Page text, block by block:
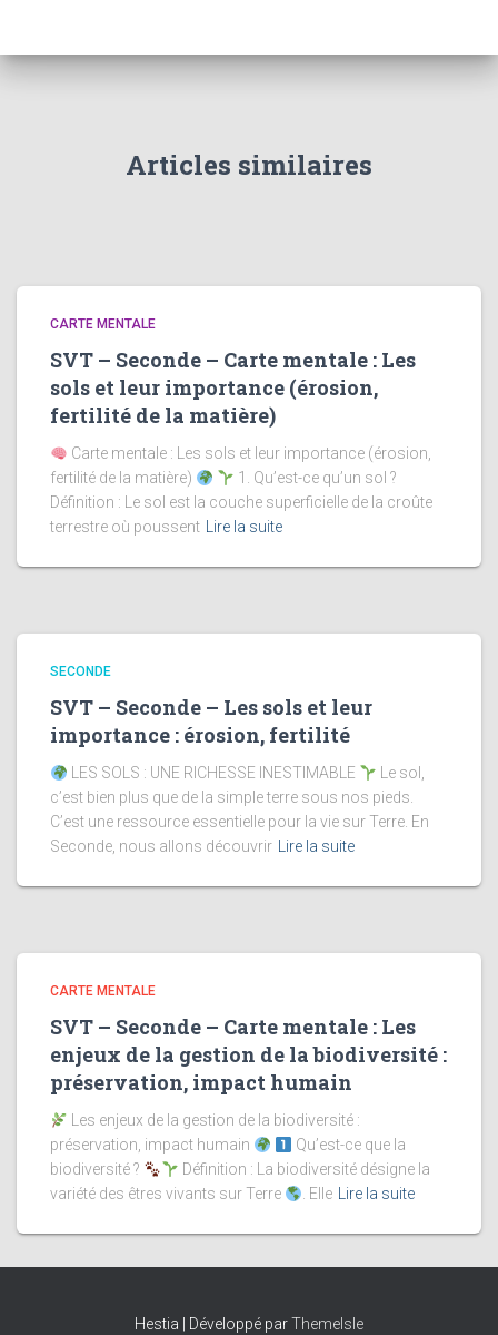
Articles similaires
CARTE MENTALE
SVT – Seconde – Carte mentale : Les
sols et leur importance (érosion,
fertilité de la matière)
Carte mentale : Les sols et leur importance (érosion,
fertilité de la matière)
1. Qu’est-ce qu’un sol ?
Définition : Le sol est la couche superficielle de la croûte
terrestre où poussent Lire la suite
SECONDE
SVT – Seconde – Les sols et leur
importance : érosion, fertilité
LES SOLS : UNE RICHESSE INESTIMABLE
Le sol,
c’est bien plus que de la simple terre sous nos pieds.
C’est une ressource essentielle pour la vie sur Terre. En
Seconde, nous allons découvrir Lire la suite
CARTE MENTALE
SVT – Seconde – Carte mentale : Les
enjeux de la gestion de la biodiversité :
préservation, impact humain
Les enjeux de la gestion de la biodiversité :
préservation, impact humain
Qu’est-ce que la
biodiversité ?
Définition : La biodiversité désigne la
variété des êtres vivants sur Terre
. Elle Lire la suite
Hestia | Développé parThemeIsle